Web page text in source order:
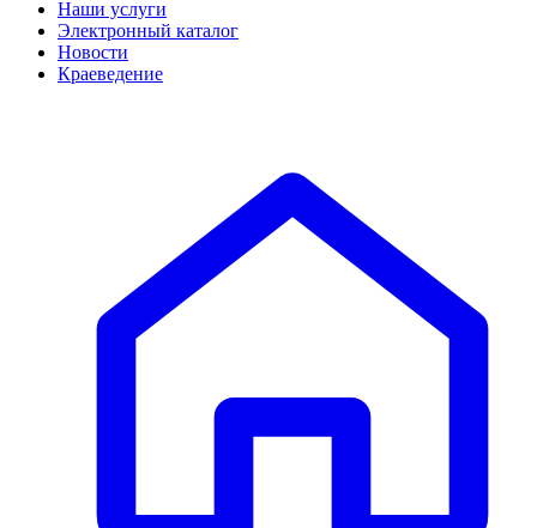
Наши услуги
Электронный каталог
Новости
Краеведение